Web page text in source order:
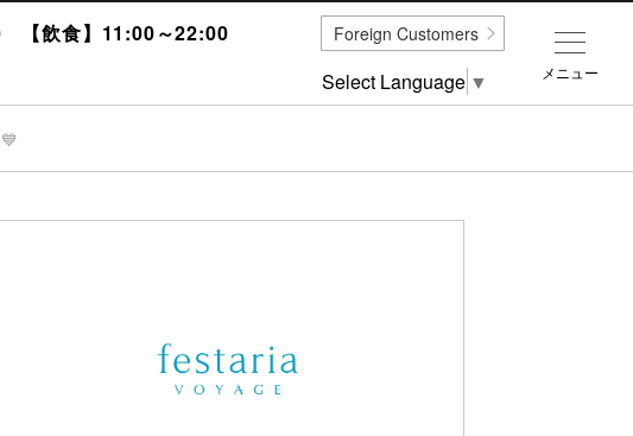
【飲食】11:00～22:00
メニュー
Foreign Customers
Select Language ▼